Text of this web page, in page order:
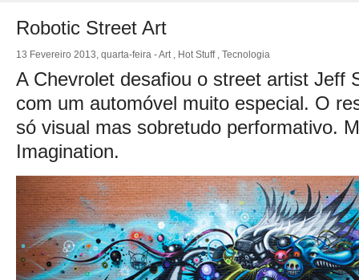
Robotic Street Art
13 Fevereiro 2013, quarta-feira -Art, Hot Stuff, Tecnologia
A Chevrolet desafiou o street artist Jeff
com um automóvel muito especial. O
só visual mas sobretudo performativo.
Imagination.